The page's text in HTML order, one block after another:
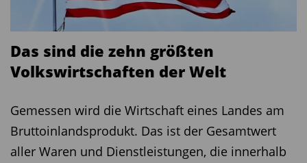
Diesen Beitrag teilen:
Das sind die zehn größten
Volkswirtschaften der Welt
Gemessen wird die Wirtschaft eines Landes am
Bruttoinlandsprodukt. Das ist der Gesamtwert
aller Waren und Dienstleistungen, die innerhalb